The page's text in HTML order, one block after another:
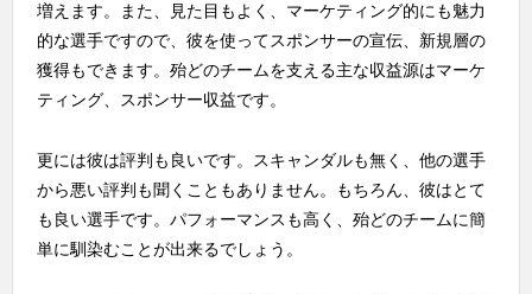
増えます。また、見た目もよく、マーケティング的にも魅力
的な選手ですので、彼を使ってスポンサーの宣伝、新規層の
獲得もできます。殆どのチームを支える主な収益源はマーケ
ティング、スポンサー収益です。
更には彼は評判も良いです。スキャンダルも無く、他の選手
から悪い評判も聞くこともありません。もちろん、彼はとて
も良い選手です。パフォーマンスも高く、殆どのチームに簡
単に馴染むことが出来るでしょう。